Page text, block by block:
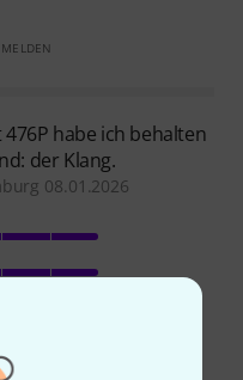
habe ich behalten
der Klang.
08.01.2026